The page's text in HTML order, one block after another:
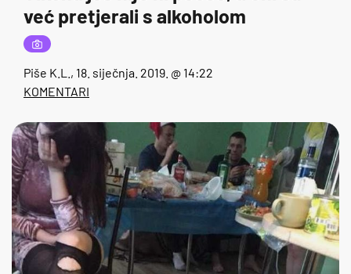
već pretjerali s alkoholom
Piše K.L. , 18. siječnja. 2019. @ 14:22
KOMENTARI